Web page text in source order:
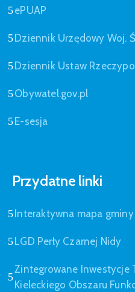
ePUAP
Dziennik Urzędowy Woj.
Dziennik Ustaw
Obywatel.gov.pl
E-sesja
Przydatne linki
Interaktywna mapa gminy
LGD Perły Czarnej Nidy
Zintegrowane Inwestycje
Kieleckiego Obszaru